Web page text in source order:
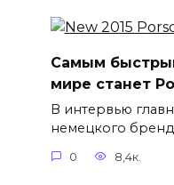
Самым
мире станет
В интервью
немецкого
0 8,4к.